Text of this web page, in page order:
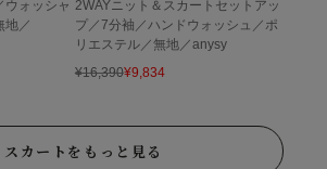
ウォッシャ
地／
2WAYニット＆スカートセットアッ
プ／7分袖／ハンドウォッシュ／ポ
リエステル／無地／anysy
¥16,390¥9,834
スカートをもっと見る